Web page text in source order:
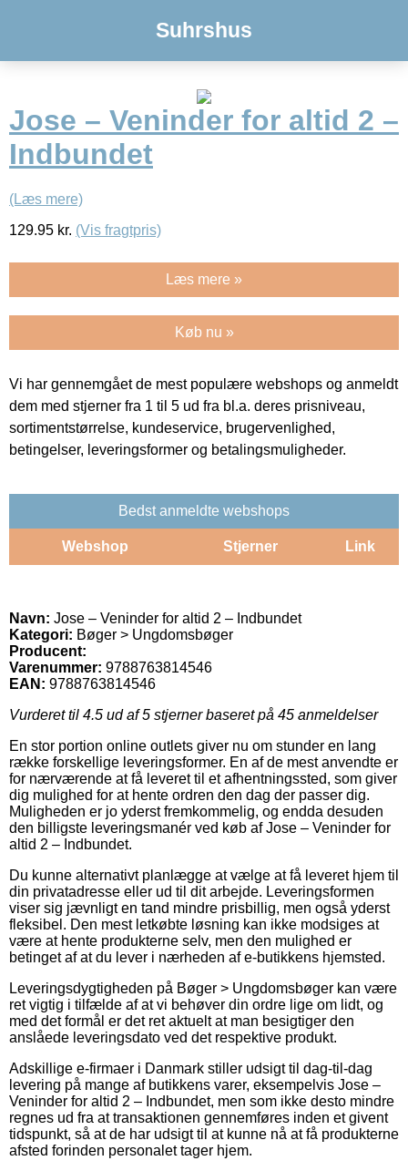
Suhrshus
Jose – Veninder for altid 2 –
Indbundet
(Læs mere)
129.95 kr. (Vis fragtpris)
Læs mere »
Køb nu »
Vi har gennemgået de mest populære webshops og anmeldt
dem med stjerner fra 1 til 5 ud fra bl.a. deres prisniveau,
sortimentstørrelse, kundeservice, brugervenlighed,
betingelser, leveringsformer og betalingsmuligheder.
Bedst anmeldte webshops
Webshop Stjerner Link
Navn: Jose – Veninder for altid 2 – Indbundet
Kategori: Bøger > Ungdomsbøger
Producent:
Varenummer: 9788763814546
EAN: 9788763814546
Vurderet til 4.5 ud af 5 stjerner baseret på 45 anmeldelser
En stor portion online outlets giver nu om stunder en lang
række forskellige leveringsformer. En af de mest anvendte er
for nærværende at få leveret til et afhentningssted, som giver
dig mulighed for at hente ordren den dag der passer dig.
Muligheden er jo yderst fremkommelig, og endda desuden
den billigste leveringsmanér ved køb af Jose – Veninder for
altid 2 – Indbundet.
Du kunne alternativt planlægge at vælge at få leveret hjem til
din privatadresse eller ud til dit arbejde. Leveringsformen
viser sig jævnligt en tand mindre prisbillig, men også yderst
fleksibel. Den mest letkøbte løsning kan ikke modsiges at
være at hente produkterne selv, men den mulighed er
betinget af at du lever i nærheden af e-butikkens hjemsted.
Leveringsdygtigheden på Bøger > Ungdomsbøger kan være
ret vigtig i tilfælde af at vi behøver din ordre lige om lidt, og
med det formål er det ret aktuelt at man besigtiger den
anslåede leveringsdato ved det respektive produkt.
Adskillige e-firmaer i Danmark stiller udsigt til dag-til-dag
levering på mange af butikkens varer, eksempelvis Jose –
Veninder for altid 2 – Indbundet, men som ikke desto mindre
regnes ud fra at transaktionen gennemføres inden et givent
tidspunkt, så at de har udsigt til at kunne nå at få produkterne
afsted forinden personalet tager hjem.